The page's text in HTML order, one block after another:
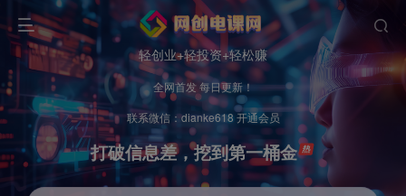
轻创业+轻投资+轻松赚
全网首发 每日更新！
联系微信：dianke618 开通会员
打破信息差，挖到第一桶金